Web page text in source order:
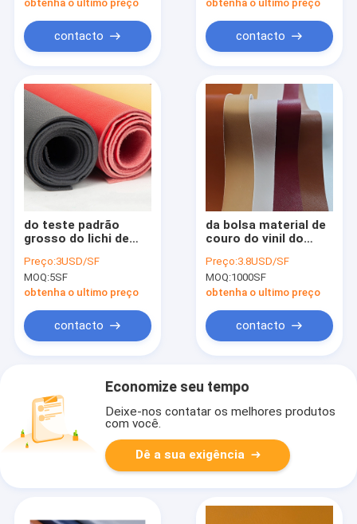
obtenha o ultimo preço
contacto
obtenha o ultimo preço
contacto
do teste padrão
grosso do lichi de
artificial do PVC para
Crafting
Preço:3USD/SF
MOQ:5SF
obtenha o ultimo preço
contacto
da bolsa material de
couro do vinil do
plutônio de 1.0mm
material de couro
patenteado sintético
Preço:3.8USD/SF
MOQ:1000SF
obtenha o ultimo preço
contacto
Economize seu tempo
Deixe-nos contatar os melhores produtos
com você.
Dê a sua exigência